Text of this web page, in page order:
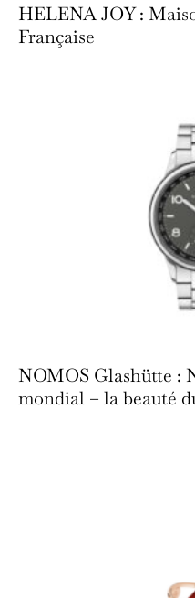
HELENA JOY :
Française
NOMOS Glashütte :
mondial – la beauté